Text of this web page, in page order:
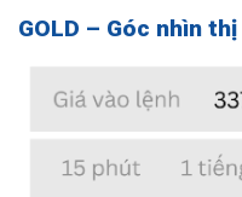
GOLD – Góc nhìn